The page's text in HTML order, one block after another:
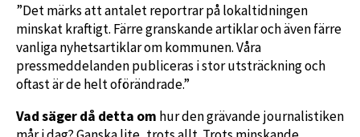
”Det märks att antalet reportrar på lokaltidningen
minskat kraftigt. Färre granskande artiklar och även färre
vanliga nyhetsartiklar om kommunen. Våra
pressmeddelanden publiceras i stor utsträckning och
oftast är de helt oförändrade.”
Vad säger då detta om hur den grävande journalistiken